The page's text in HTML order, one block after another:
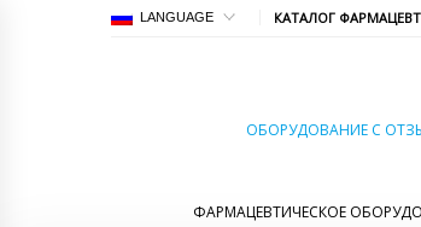
LANGUAGE КАТАЛОГ
ОБОРУДОВАНИЕ С
ФАРМАЦЕВТИЧЕСКОЕ